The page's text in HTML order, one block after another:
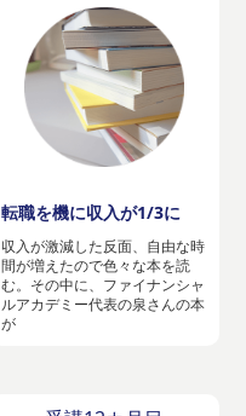
転職を機に収入が1/3に
収入が激減した反面、自由な時
間が増えたので色々な本を読
む。その中に、ファイナンシャ
ルアカデミー代表の泉さんの本
が